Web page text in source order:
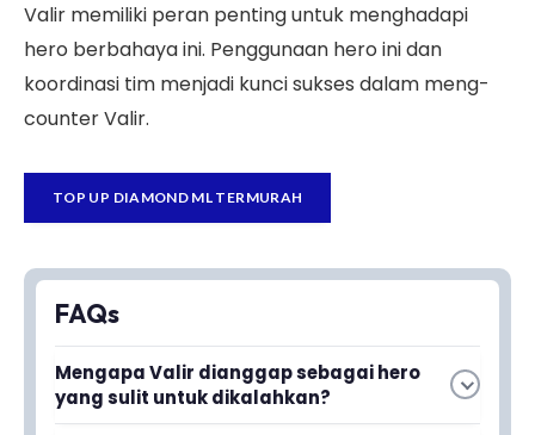
Valir memiliki peran penting untuk menghadapi
hero berbahaya ini. Penggunaan hero ini dan
koordinasi tim menjadi kunci sukses dalam meng-
counter Valir.
TOP UP DIAMOND ML TERMURAH
FAQs
Mengapa Valir dianggap sebagai hero
yang sulit untuk dikalahkan?